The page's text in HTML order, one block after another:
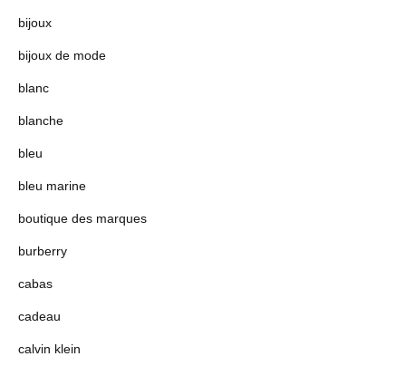
bijoux
bijoux de mode
blanc
blanche
bleu
bleu marine
boutique des marques
burberry
cabas
cadeau
calvin klein